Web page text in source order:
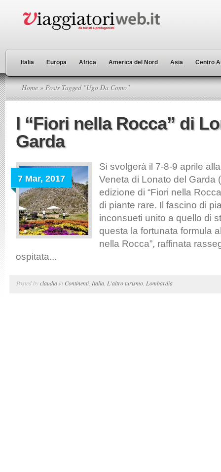
Italia Europa Africa America del Nord Asia Centro
Home » Posts Tagged "Ugo Da Como"
I “Fiori nella Rocca” di
Garda
7 Mar, 2017
Si svolgerà il 7-8-9 aprile
Veneta di Lonato del Garda
edizione di “Fiori nella
di piante rare. Il fascino di
inconsueti unito a quello di
questa la fortunata formula
nella Rocca”, raffinata
ospitata...
Posted byclaudia in Continenti, Italia L'altro turismo Lombardia